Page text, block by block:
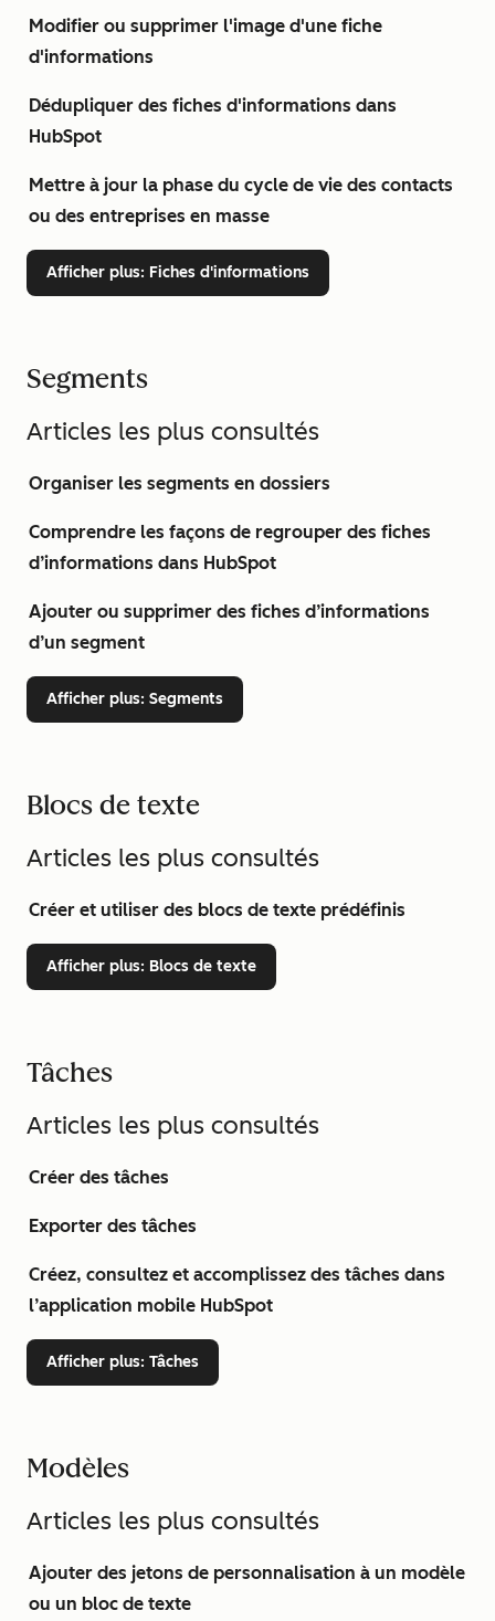
Modifier ou supprimer l'image d'une fiche
d'informations
Dédupliquer des fiches d'informations dans
HubSpot
Mettre à jour la phase du cycle de vie des contacts
ou des entreprises en masse
Afficher plus: Fiches d'informations
Segments
Articles les plus consultés
Organiser les segments en dossiers
Comprendre les façons de regrouper des fiches
d’informations dans HubSpot
Ajouter ou supprimer des fiches d’informations
d’un segment
Afficher plus: Segments
Blocs de texte
Articles les plus consultés
Créer et utiliser des blocs de texte prédéfinis
Afficher plus: Blocs de texte
Tâches
Articles les plus consultés
Créer des tâches
Exporter des tâches
Créez, consultez et accomplissez des tâches dans
l’application mobile HubSpot
Afficher plus: Tâches
Modèles
Articles les plus consultés
Ajouter des jetons de personnalisation à un modèle
ou un bloc de texte